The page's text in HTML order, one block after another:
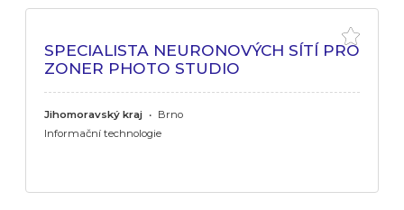
SPECIALISTA NEURONOVÝCH SÍTÍ PRO
ZONER PHOTO STUDIO
Jihomoravský kraj • Brno
Informační technologie